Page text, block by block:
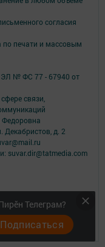
Телеграм?
Подписаться
согласия
по печати и массовым
ЭЛ № ФС 77 - 67940 от
связи,
Декабристов, д. 2
suvar.dir@tatmedia.com
сервисов и
браузера.